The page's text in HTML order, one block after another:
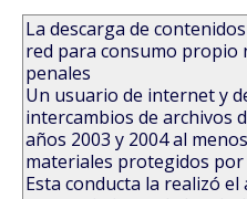
La descarga de
red para consumo propio
penales
Un usuario de internet y
intercambios de archivos
años 2003 y 2004 al
materiales protegidos
Esta conducta la realizó el